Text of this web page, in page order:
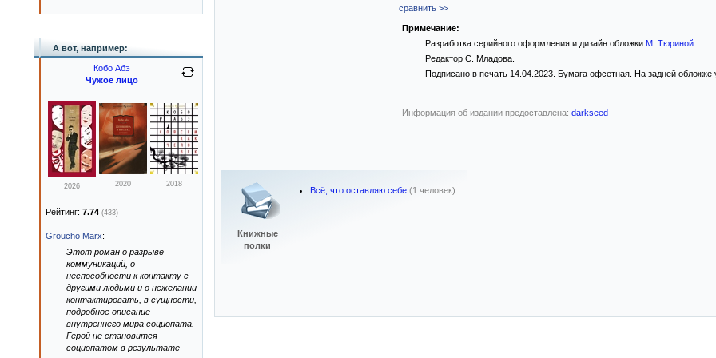
сравнить >>
Примечание:
Разработка серийного оформления и дизайн обложки М. Тюриной.
Редактор С. Младова.
Подписано в печать 14.04.2023. Бумага офсетная. На задней обложке
Информация об издании предоставлена: darkseed
Книжные
полки
Всё, что оставляю себе (1 человек)
А вот, например:
Кобо Абэ
Чужое лицо
2026 2020 2018
Рейтинг: 7.74 (433)
Groucho Marx:
Этот роман о разрыве
коммуникаций, о
неспособности к контакту с
другими людьми и о нежелании
контактировать, в сущности,
подробное описание
внутреннего мира социопата.
Герой не становится
социопатом в результате